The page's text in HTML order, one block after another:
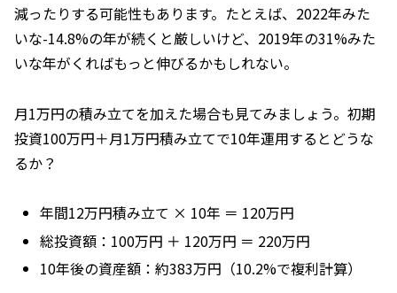
減ったりする可能性もあります。たとえば、2022年みた
いな-14.8%の年が続くと厳しいけど、2019年の31%みた
いな年がくればもっと伸びるかもしれない。
月1万円の積み立てを加えた場合も見てみましょう。初期
投資100万円＋月1万円積み立てで10年運用するとどうな
るか？
年間12万円積み立て × 10年 ＝ 120万円
総投資額：100万円 ＋ 120万円 ＝ 220万円
10年後の資産額：約383万円（10.2%で複利計算）